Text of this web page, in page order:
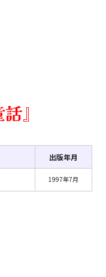
』
出版年月
1997年7月